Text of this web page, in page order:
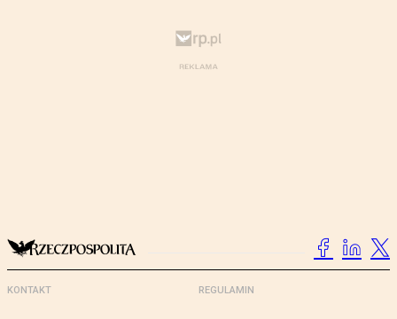
KONTAKT REGULAMIN